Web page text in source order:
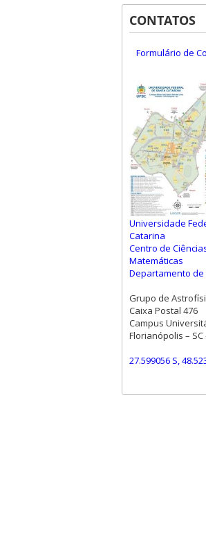
CONTATOS
Formulário de
Universidade
Catarina
Centro de
Matemáticas
Departamento de
Grupo de
Caixa Postal 476
Campus
Florianópolis – SC
27.599056 S,